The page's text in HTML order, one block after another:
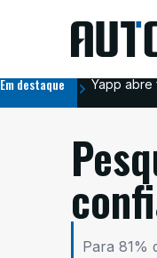
Em destaque Yapp abre
Para 81%